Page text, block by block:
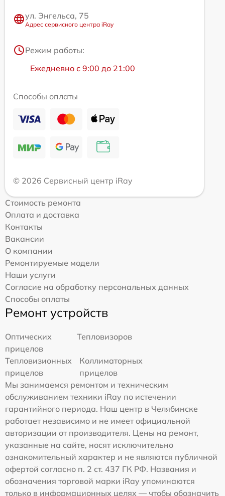
ул. Энгельса, 75
Адрес сервисного центра iRay
Режим работы:
Ежедневно с 9:00 до 21:00
Способы оплаты
© 2026 Сервисный центр iRay
Стоимость ремонта
Оплата и доставка
Контакты
Вакансии
О компании
Ремонтируемые модели
Наши услуги
Согласие на обработку персональных данных
Способы оплаты
Ремонт устройств
Оптических
прицелов
Тепловизоров
Тепловизионных
прицелов
Коллиматорных
прицелов
Мы занимаемся ремонтом и техническим
обслуживанием техники iRay по истечении
гарантийного периода. Наш центр в Челябинске
работает независимо и не имеет официальной
авторизации от производителя. Цены на ремонт,
указанные на сайте, носят исключительно
ознакомительный характер и не являются публичной
офертой согласно п. 2 ст. 437 ГК РФ. Названия и
обозначения торговой марки iRay упоминаются
только в информационных целях — чтобы обозначить